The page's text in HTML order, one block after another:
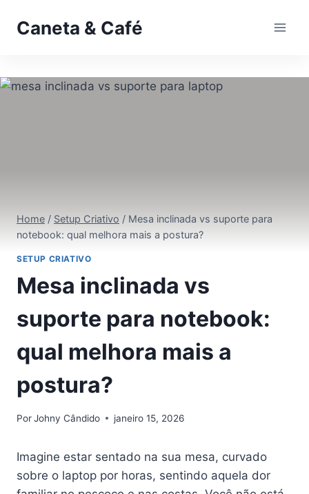
paraCaneta & Café
Home / Setup Criativo / Mesa inclinada vs suporte para
notebook: qual melhora mais a postura?
SETUP CRIATIVO
Mesa inclinada vs
suporte para notebook:
qual melhora mais a
postura?
PorJohny Cândido janeiro 15, 2026
Imagine estar sentado na sua mesa, curvado
sobre o laptop por horas, sentindo aquela dor